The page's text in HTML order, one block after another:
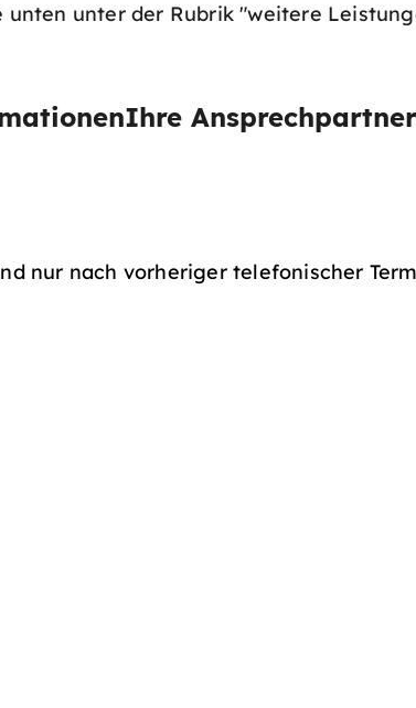
unter der Rubrik "weitere
Ihre
nur nach vorheriger telefonischer